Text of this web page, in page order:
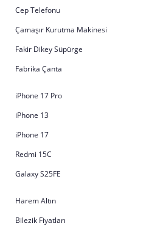
Cep Telefonu
Çamaşır Kurutma Makinesi
Fakir Dikey Süpürge
Fabrika Çanta
iPhone 17 Pro
iPhone 13
iPhone 17
Redmi 15C
Galaxy S25FE
Harem Altın
Bilezik Fiyatları